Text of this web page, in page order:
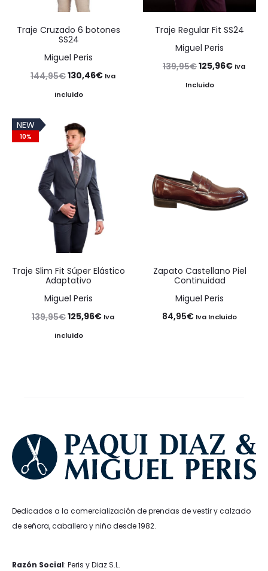
Traje Cruzado 6 botones
SS24
Miguel Peris
144,95€El
precio
era:
144,95€.
130,46€ElIva
Incluido
Traje Regular Fit SS24
Miguel Peris
139,95€El
precio
125,96€ElIva
Incluido
NEW
10%
Traje Slim Fit Súper Elástico
Adaptativo
Miguel Peris
139,95€El
precio
125,96€ElIva
Incluido
Zapato Castellano Piel
Continuidad
Miguel Peris
84,95€ Iva Incluido
Dedicados a la comercialización de prendas de vestir y calzado
de señora, caballero y niño desde 1982.
Razón Social: Peris y Diaz S.L.